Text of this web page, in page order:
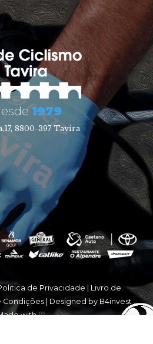
1979
8800-397 Tavira
de Privacidade
Livro de
Condições| Designed by B4invest.
with ♡